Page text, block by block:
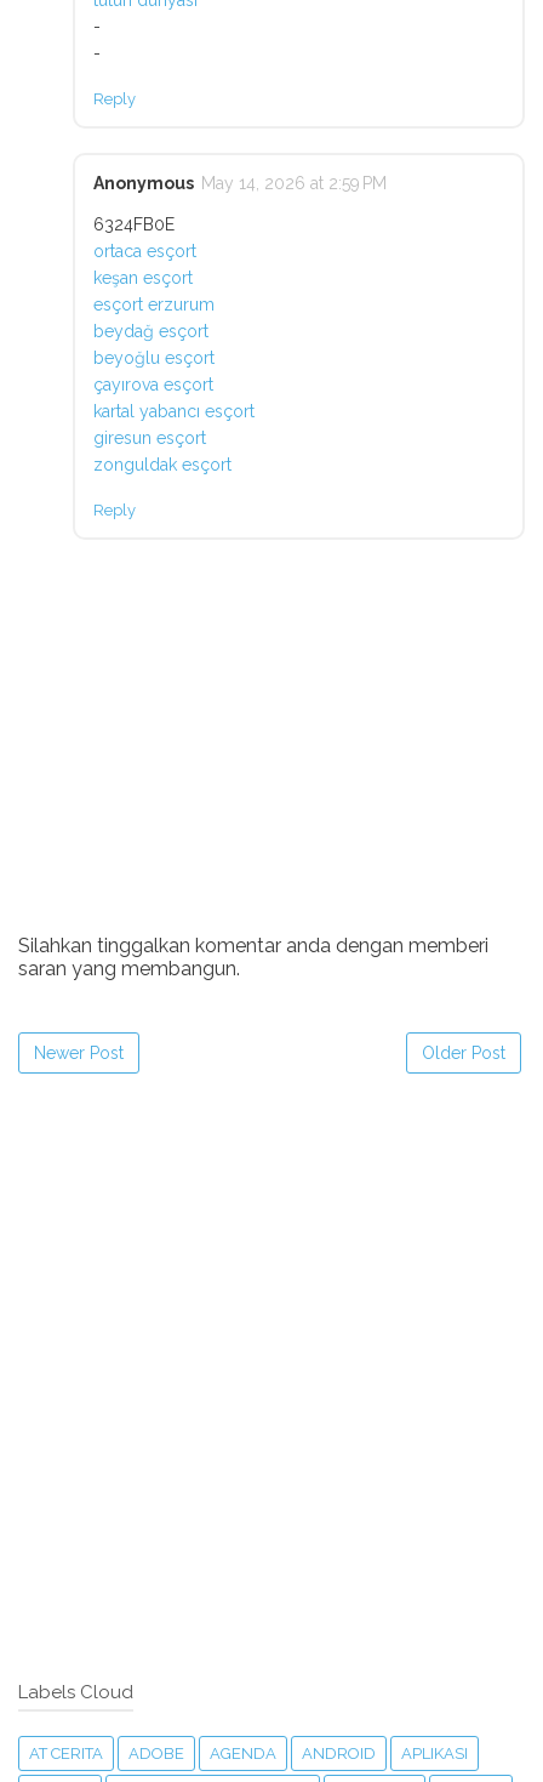
-
-
Reply
Anonymous May 14, 2026 at 2:59 PM
6324FB0E
ortaca esçort
keşan esçort
esçort erzurum
beydağ esçort
beyoğlu esçort
çayırova esçort
kartal yabancı esçort
giresun esçort
zonguldak esçort
Reply
Silahkan tinggalkan komentar anda dengan memberi
saran yang membangun.
Newer Post Older Post
Labels Cloud
AT CERITA ADOBE AGENDA ANDROID APLIKASI